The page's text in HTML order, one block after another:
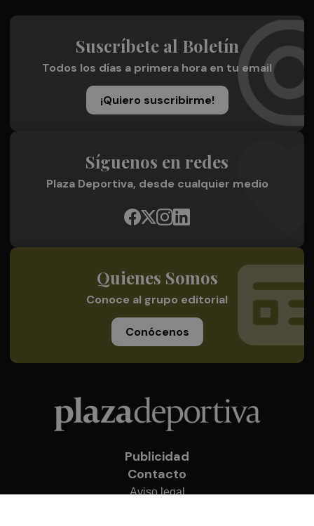
Suscríbete al Boletín
Todos los días a primera hora en tu email
¡Quiero suscribirme!
Síguenos en redes
Plaza Deportiva, desde cualquier medio
Quienes Somos
Conoce al grupo editorial
Conócenos
Publicidad
Contacto
Aviso legal